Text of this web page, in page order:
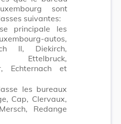
sont
suivantes:
principale les
autos,
II, Diekirch,
Ettelbruck,
Echternach et
les bureaux
Cap, Clervaux,
Redange